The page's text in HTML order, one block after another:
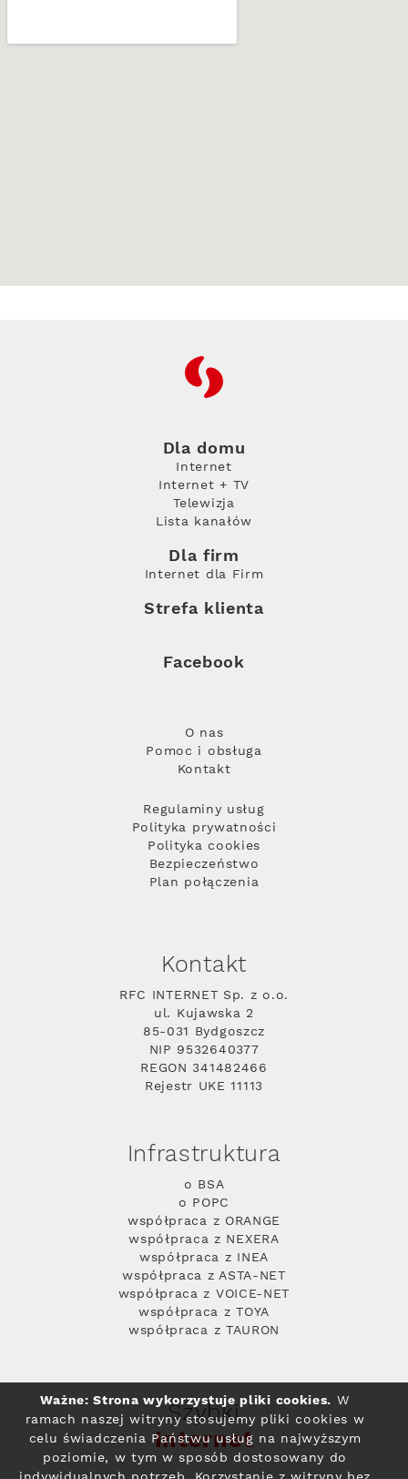
RFC
Dla domu
Internet
Internet + TV
Telewizja
Lista kanałów
Dla firm
Internet dla Firm
Strefa klienta
Facebook
O nas
Pomoc i obsługa
Kontakt
Regulaminy usług
Polityka prywatności
Polityka cookies
Bezpieczeństwo
Plan połączenia
Kontakt
RFC INTERNET Sp. z o.o.
ul. Kujawska 2
85-031 Bydgoszcz
NIP 9532640377
REGON 341482466
Rejestr UKE 11113
Infrastruktura
o BSA
o POPC
współpraca z ORANGE
współpraca z NEXERA
współpraca z INEA
współpraca z ASTA-NET
współpraca z VOICE-NET
współpraca z TOYA
współpraca z TAURON
Szybki
Internet
Ważne: Strona wykorzystuje pliki cookies. W
ramach naszej witryny stosujemy pliki cookies w
celu świadczenia Państwu usług na najwyższym
poziomie, w tym w sposób dostosowany do